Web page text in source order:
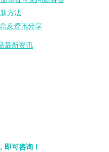
方法
及资讯分享
最新资讯
即可咨询！